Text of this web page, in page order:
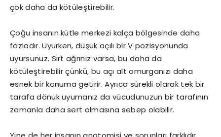
çok daha da kötüleştirebilir.
Çoğu insanın kütle merkezi kalça bölgesinde daha
fazladır. Uyurken, düşük açılı bir V pozisyonunda
uyursunuz. Sırt ağrınız varsa, bu daha da
kötüleştirebilir çünkü, bu açı alt omurganızı daha
esnek bir konuma getirir. Ayrıca sürekli olarak tek bir
tarafa dönük uyumanız da vücudunuzun bir tarafının
zamanla daha sert olmasına sebep olabilir.